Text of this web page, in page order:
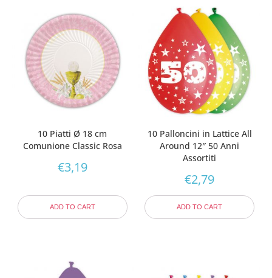
10 Piatti Ø 18 cm
Comunione Classic Rosa
€3,19
ADD TO CART
10 Palloncini in Lattice All
Around 12″ 50 Anni
Assortiti
€2,79
ADD TO CART